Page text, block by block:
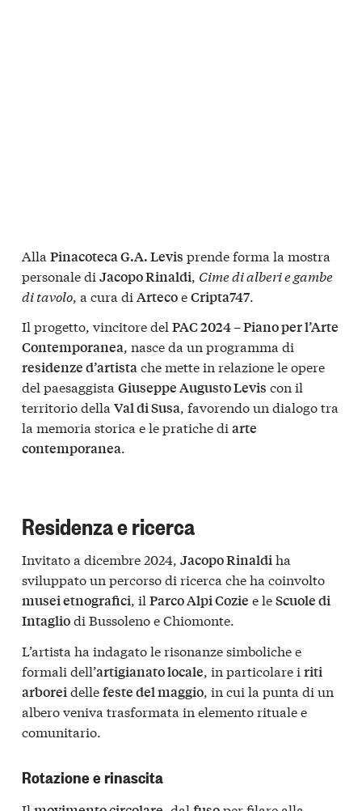
Alla Pinacoteca G.A. Levis prende forma la mostra
personale di Jacopo Rinaldi, Cime di alberi e gambe
di tavolo, a cura di ArtecoeCripta747.
Il progetto, vincitore del PAC 2024 – Piano per l’Arte
Contemporanea, nasce da un programma di
residenze d’artistache mette in relazione le opere
del paesaggista Giuseppe Augusto Levis con il
territorio della Val di Susa, favorendo un dialogo tra
la memoria storica e le pratiche di arte
contemporanea.
Residenza e ricerca
Invitato a dicembre 2024, Jacopo Rinaldiha
sviluppato un percorso di ricerca che ha coinvolto
musei etnografici, il Parco Alpi Cozie e leScuole di
Intagliodi Bussoleno e Chiomonte.
L’artista ha indagato le risonanze simboliche e
formali dell’artigianato locale, in particolare i riti
arboreidellefeste del maggio, in cui la punta di un
albero veniva trasformata in elemento rituale e
comunitario.
Rotazione e rinascita